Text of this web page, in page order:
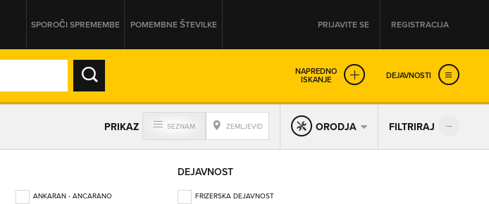
SPOROČI SPREMEMBE POMEMBNE ŠTEVILKE PRIJAVITE SE REGISTRACIJA
NAPREDNO
ISKANJE DEJAVNOSTI
OD
URA
FILTRIRAJ
ORODJA
PRIKAZ SEZNAM ZEMLJEVID
ANKARAN - ANCARANO
DEJAVNOST
FRIZERSKA DEJAVNOST